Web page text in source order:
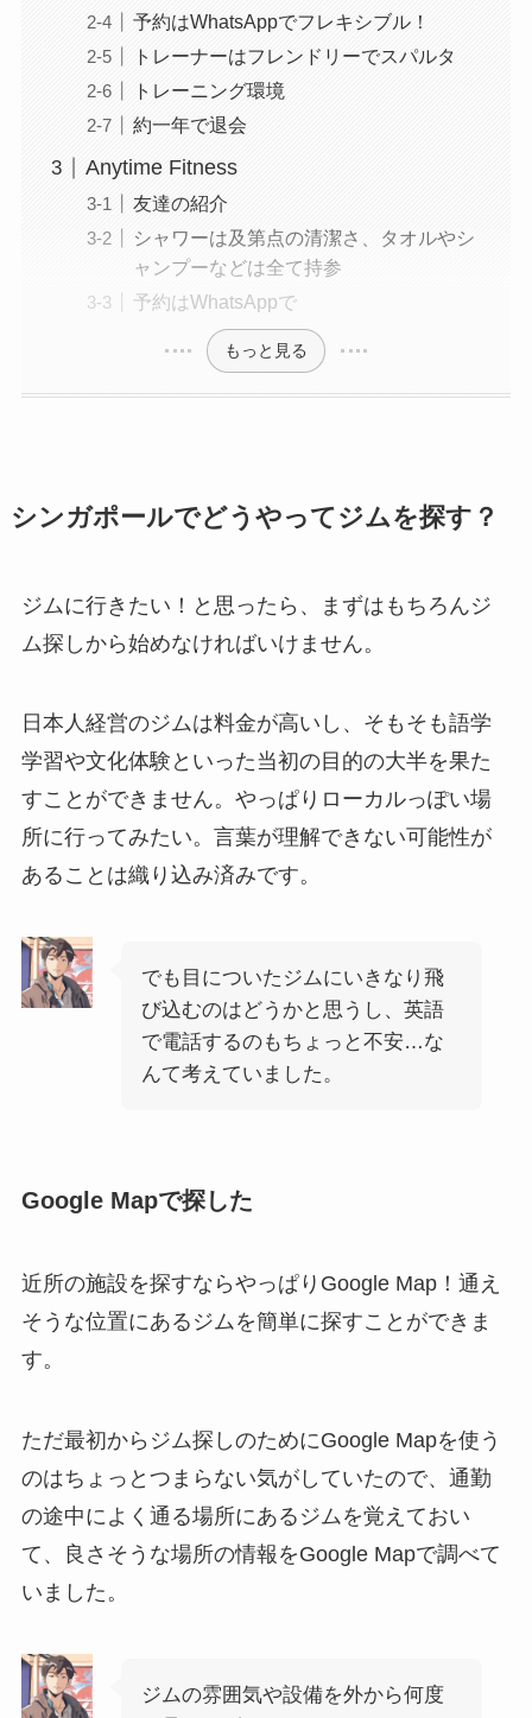
予約はWhatsAppでフレキシブル！
トレーナーはフレンドリーでスパルタ
トレーニング環境
約一年で退会
Anytime Fitness
友達の紹介
シャワーは及第点の清潔さ、タオルやシ
ャンプーなどは全て持参
予約はWhatsAppで
もっと見る
シンガポールでどうやってジムを探す？
ジムに行きたい！と思ったら、まずはもちろんジ
ム探しから始めなければいけません。
日本人経営のジムは料金が高いし、そもそも語学
学習や文化体験といった当初の目的の大半を果た
すことができません。やっぱりローカルっぽい場
所に行ってみたい。言葉が理解できない可能性が
あることは織り込み済みです。
でも目についたジムにいきなり飛
び込むのはどうかと思うし、英語
で電話するのもちょっと不安…な
んて考えていました。
Google Mapで探した
近所の施設を探すならやっぱりGoogle Map！通え
そうな位置にあるジムを簡単に探すことができま
す。
ただ最初からジム探しのためにGoogle Mapを使う
のはちょっとつまらない気がしていたので、通勤
の途中によく通る場所にあるジムを覚えておい
て、良さそうな場所の情報をGoogle Mapで調べて
いました。
ジムの雰囲気や設備を外から何度